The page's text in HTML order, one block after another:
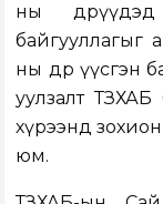
ны
байгууллагыг
ны өдөр үүсгэн
уулзалт
хүрээнд
юм.